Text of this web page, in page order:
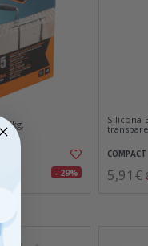
- 29%
Silicona
COMPACT
5,91€